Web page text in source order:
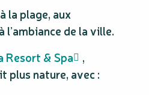
la plage, aux
l’ambiance de la ville.
Resort & Spa
,
plus nature, avec :